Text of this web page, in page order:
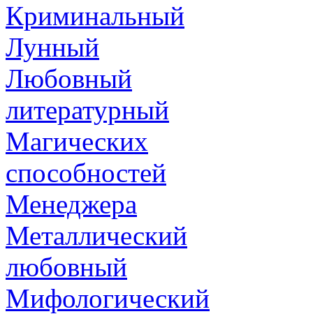
Криминальный
Лунный
Любовный
литературный
Магических
способностей
Менеджера
Металлический
любовный
Мифологический